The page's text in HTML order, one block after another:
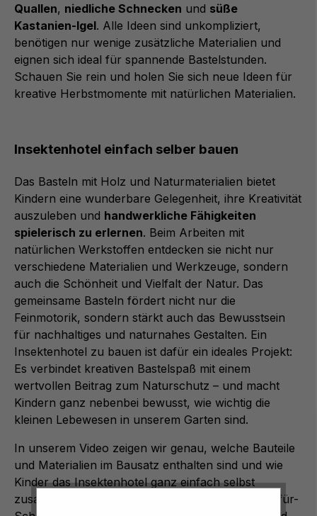
Quallen, niedliche Schnecken und süße
Kastanien-Igel. Alle Ideen sind unkompliziert,
benötigen nur wenige zusätzliche Materialien und
eignen sich ideal für spannende Bastelstunden.
Schauen Sie rein und holen Sie sich neue Ideen für
kreative Herbstmomente mit natürlichen Materialien.
Insektenhotel einfach selber bauen
Das Basteln mit Holz und Naturmaterialien bietet
Kindern eine wunderbare Gelegenheit, ihre Kreativität
auszuleben und handwerkliche Fähigkeiten
spielerisch zu erlernen. Beim Arbeiten mit
natürlichen Werkstoffen entdecken sie nicht nur
verschiedene Materialien und Werkzeuge, sondern
auch die Schönheit und Vielfalt der Natur. Das
gemeinsame Basteln fördert nicht nur die
Feinmotorik, sondern stärkt auch das Bewusstsein
für nachhaltiges und naturnahes Gestalten. Ein
Insektenhotel zu bauen ist dafür ein ideales Projekt:
Es verbindet kreativen Bastelspaß mit einem
wertvollen Beitrag zum Naturschutz – und macht
Kindern ganz nebenbei bewusst, wie wichtig die
kleinen Lebewesen in unserem Garten sind.
In unserem Video zeigen wir genau, welche Bauteile
und Materialien im Bausatz enthalten sind und wie
Kinder das Insektenhotel ganz einfach selbst
zusammensetzen können. Mit der klaren Schritt-für-